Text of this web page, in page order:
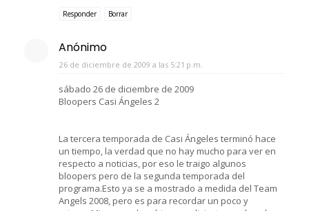
Responder Borrar
Anónimo
26 de diciembre de 2009 a las 5:21 p.m.
sábado 26 de diciembre de 2009
Bloopers Casi Ángeles 2
La tercera temporada de Casi Ángeles terminó hace
un tiempo, la verdad que no hay mucho para ver en
respecto a noticias, por eso le traigo algunos
bloopers pero de la segunda temporada del
programa.Esto ya se a mostrado a medida del Team
Angels 2008, pero es para recordar un poco y